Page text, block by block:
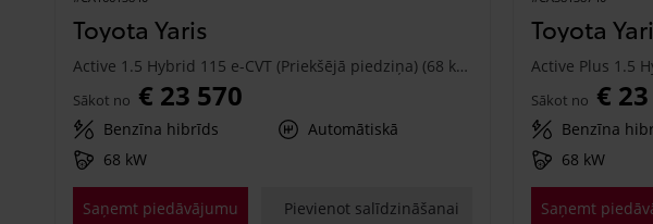
Toyota Yaris
Active 1.5 Hybrid 115 e-CVT (Priekšējā piedziņa) (68 kW)
Sākot no € 23 570
Benzīna hibrīds
Automātiskā
68 kW
Saņemt piedāvājumu Pievienot salīdzināšanai
Toyota
Sākot no €
Benzīna
68 kW
Saņemt